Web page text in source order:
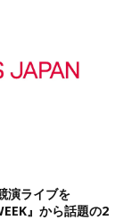
演ライブを
』から話題の2